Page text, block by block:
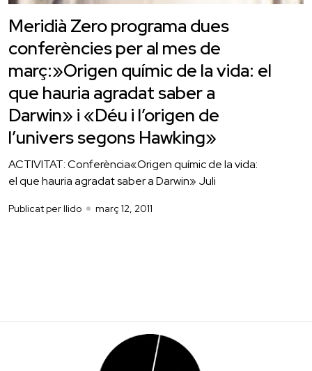
Meridià Zero programa dues
conferències per al mes de
març:»Origen químic de la vida: el
que hauria agradat saber a
Darwin» i «Déu i l’origen de
l’univers segons Hawking»
ACTIVITAT: Conferència«Origen químic de la vida:
el que hauria agradat saber a Darwin» Juli
Publicat per llido març 12, 2011